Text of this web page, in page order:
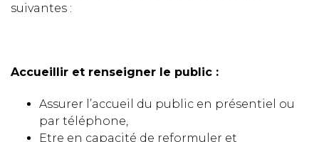
suivantes :
Accueillir et renseigner le public :
Assurer l’accueil du public en présentiel ou
par téléphone,
Etre en capacité de reformuler et